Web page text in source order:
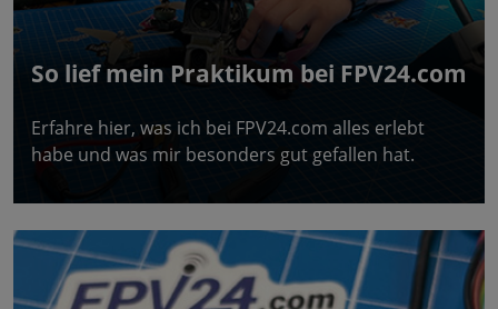
So lief mein Praktikum bei FPV24.com
Erfahre hier, was ich bei FPV24.com alles erlebt
habe und was mir besonders gut gefallen hat.